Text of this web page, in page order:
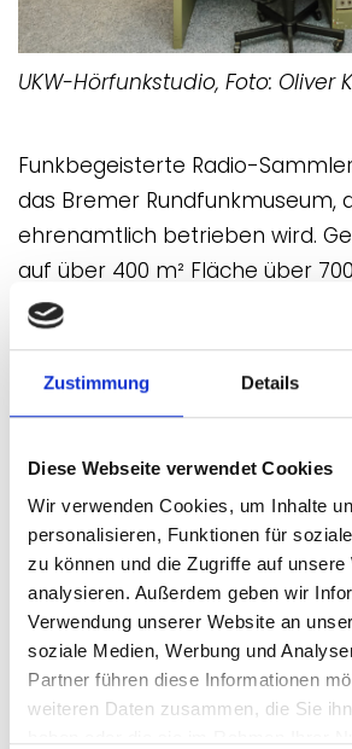
Zustimmung Details
Diese Webseite verwendet Cookies
Wir verwenden Cookies, um Inhalte
personalisieren, Funktionen für
zu können und die Zugriffe auf unsere
analysieren. Außerdem geben wir
Verwendung unserer Website an
soziale Medien, Werbung und
Partner führen diese Informationen
weiteren Daten zusammen, die Sie
UKW-Hörfunkstudio, Foto: Oliver
Funkbegeisterte Radio-
das Bremer Rundfunkmuseum,
ehrenamtlich betrieben wird.
auf über 400 m² Fläche über
den Bereichen Radio-, Phono-
Fernsehgeschichte sowie
hundert Jahre. Dazu gehören
regelmäßig genutzte
eines Handelsschiffes und ein
Hörfunkstudio. Dank einer
Werkstatt können viele
funktionsfähigem Zustand
präsentiert werden. Die
können durch die
oder an einer fachkundigen